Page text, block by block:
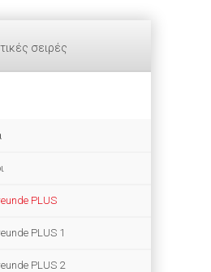
σειρές
PLUS
PLUS 1
PLUS 2